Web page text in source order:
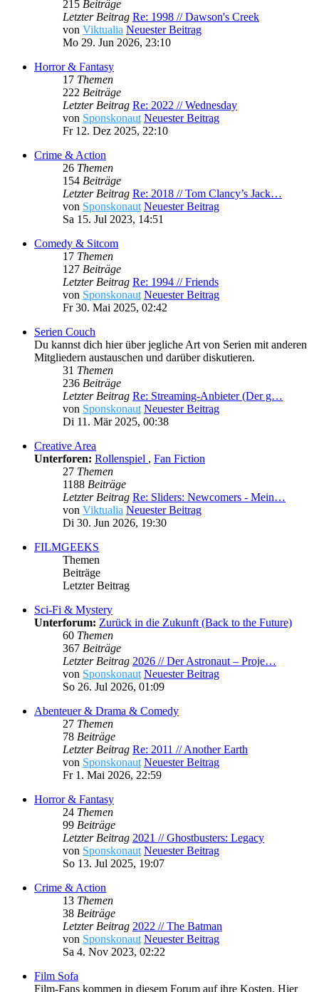
215 Beiträge
Letzter Beitrag Re: 1998 // Dawson's Creek
von Viktualia Neuester Beitrag
Mo 29. Jun 2026, 23:10
Horror & Fantasy
17 Themen
222 Beiträge
Letzter Beitrag Re: 2022 // Wednesday
von Sponskonaut Neuester Beitrag
Fr 12. Dez 2025, 22:10
Crime & Action
26 Themen
154 Beiträge
Letzter Beitrag Re: 2018 // Tom Clancy’s Jack…
von Sponskonaut Neuester Beitrag
Sa 15. Jul 2023, 14:51
Comedy & Sitcom
17 Themen
127 Beiträge
Letzter Beitrag Re: 1994 // Friends
von Sponskonaut Neuester Beitrag
Fr 30. Mai 2025, 02:42
Serien Couch
Du kannst dich hier über jegliche Art von Serien mit anderen
Mitgliedern austauschen und darüber diskutieren.
31 Themen
236 Beiträge
Letzter Beitrag Re: Streaming-Anbieter (Der g…
von Sponskonaut Neuester Beitrag
Di 11. Mär 2025, 00:38
Creative Area
Unterforen: Rollenspiel , Fan Fiction
27 Themen
1188 Beiträge
Letzter Beitrag Re: Sliders: Newcomers - Mein…
von Viktualia Neuester Beitrag
Di 30. Jun 2026, 19:30
FILMGEEKS
Themen
Beiträge
Letzter Beitrag
Sci-Fi & Mystery
Unterforum: Zurück in die Zukunft (Back to the Future)
60 Themen
367 Beiträge
Letzter Beitrag 2026 // Der Astronaut – Proje…
von Sponskonaut Neuester Beitrag
So 26. Jul 2026, 01:09
Abenteuer & Drama & Comedy
27 Themen
78 Beiträge
Letzter Beitrag Re: 2011 // Another Earth
von Sponskonaut Neuester Beitrag
Fr 1. Mai 2026, 22:59
Horror & Fantasy
24 Themen
99 Beiträge
Letzter Beitrag 2021 // Ghostbusters: Legacy
von Sponskonaut Neuester Beitrag
So 13. Jul 2025, 19:07
Crime & Action
13 Themen
38 Beiträge
Letzter Beitrag 2022 // The Batman
von Sponskonaut Neuester Beitrag
Sa 4. Nov 2023, 02:22
Film Sofa
Film-Fans kommen in diesem Forum auf ihre Kosten. Hier